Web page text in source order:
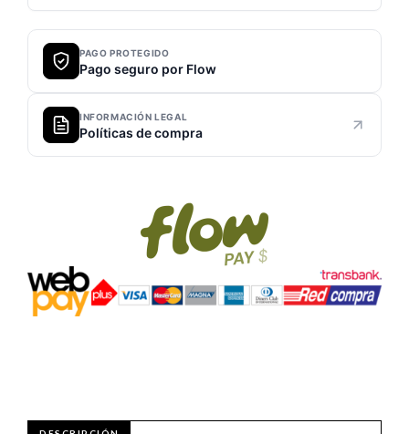
PAGO PROTEGIDO
Pago seguro por Flow
INFORMACIÓN LEGAL
Políticas de compra